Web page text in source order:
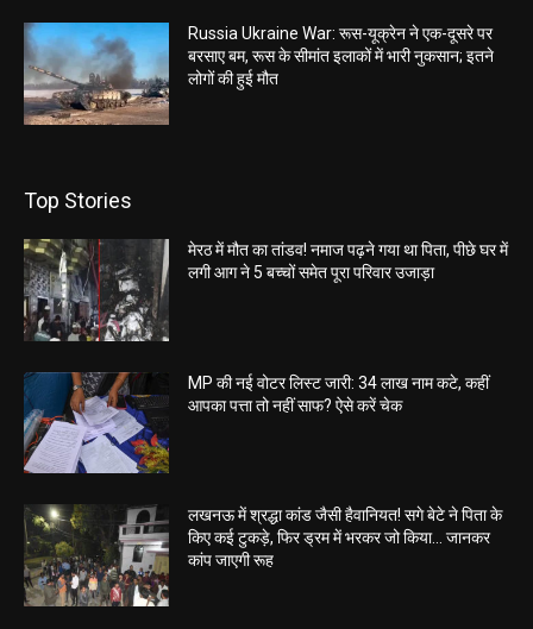
Russia Ukraine War: रूस-यूक्रेन ने एक-दूसरे पर
बरसाए बम, रूस के सीमांत इलाकों में भारी नुकसान; इतने
लोगों की हुई मौत
Top Stories
मेरठ में मौत का तांडव! नमाज पढ़ने गया था पिता, पीछे घर में
लगी आग ने 5 बच्चों समेत पूरा परिवार उजाड़ा
MP की नई वोटर लिस्ट जारी: 34 लाख नाम कटे, कहीं
आपका पत्ता तो नहीं साफ? ऐसे करें चेक
लखनऊ में श्रद्धा कांड जैसी हैवानियत! सगे बेटे ने पिता के
किए कई टुकड़े, फिर ड्रम में भरकर जो किया… जानकर
कांप जाएगी रूह